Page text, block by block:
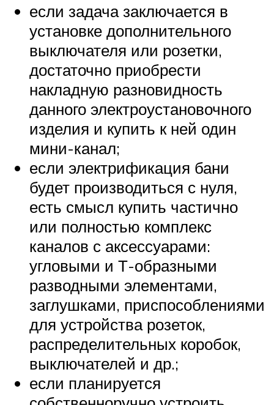
если задача заключается в
установке дополнительного
выключателя или розетки,
достаточно приобрести
накладную разновидность
данного электроустановочного
изделия и купить к ней один
мини-канал;
если электрификация бани
будет производиться с нуля,
есть смысл купить частично
или полностью комплекс
каналов с аксессуарами:
угловыми и Т-образными
разводными элементами,
заглушками, приспособлениями
для устройства розеток,
распределительных коробок,
выключателей и др.;
если планируется